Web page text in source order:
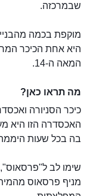
שבמרכזה.
מוקפת בכמה
היא אחת הכיכר
המאה ה-14.
מה תראו כאן?
כיכר הסניורה
האכסדרה הזו היא
בה בכל שעות
מניף פרסאוס